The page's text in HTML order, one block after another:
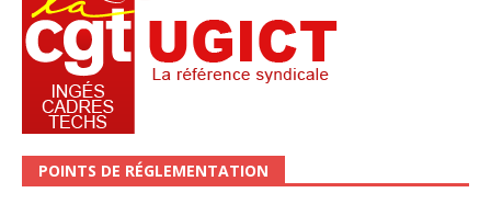
POINTS DE RÉGLEMENTATION